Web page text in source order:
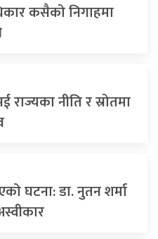
कसैको निगाहमा
राज्यका नीति र स्रोतमा
घटना: डा. नुतन शर्मा